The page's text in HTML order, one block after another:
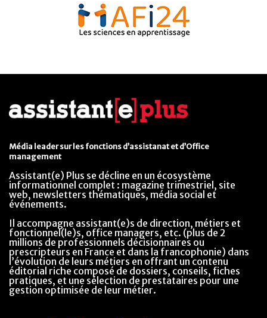
Média leader sur les fonctions d’assistanat et d’Office
management
Assistant(e) Plus se décline en un écosystème
informationnel complet : magazine trimestriel, site
web, newsletters thématiques, média social et
événements.
Il accompagne assistant(e)s de direction, métiers et
fonctionnel(le)s, office managers, etc. (plus de 2
millions de professionnels décisionnaires ou
prescripteurs en France et dans la francophonie) dans
l’évolution de leurs métiers en offrant un contenu
éditorial riche composé de dossiers, conseils, fiches
pratiques, et une sélection de prestataires pour une
gestion optimisée de leur métier.